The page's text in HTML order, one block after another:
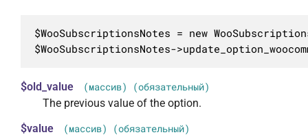
$WooSubscriptionsNotes = new
$WooSubscriptionsNotes-
$old_value (массив) (обязательный)
The previous value of the option.
$value
(массив) (обязательный)